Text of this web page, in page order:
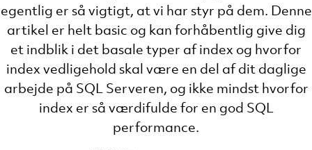
egentlig er så vigtigt, at vi har styr på dem. Denne
artikel er helt basic og kan forhåbentlig give dig
et indblik i det basale typer af index og hvorfor
index vedligehold skal være en del af dit daglige
arbejde på SQL Serveren, og ikke mindst hvorfor
index er så værdifulde for en god SQL
performance.